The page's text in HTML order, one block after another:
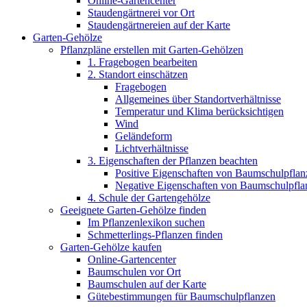
Staudengärtnerei vor Ort
Staudengärtnereien auf der Karte
Garten-Gehölze
Pflanzpläne erstellen mit Garten-Gehölzen
1. Fragebogen bearbeiten
2. Standort einschätzen
Fragebogen
Allgemeines über Standortverhältnisse
Temperatur und Klima berücksichtigen
Wind
Geländeform
Lichtverhältnisse
3. Eigenschaften der Pflanzen beachten
Positive Eigenschaften von
Negative Eigenschaften von
4. Schule der Gartengehölze
Geeignete Garten-Gehölze finden
Im Pflanzenlexikon suchen
Schmetterlings-Pflanzen finden
Garten-Gehölze kaufen
Online-Gartencenter
Baumschulen vor Ort
Baumschulen auf der Karte
Gütebestimmungen für Baumschulpflanzen